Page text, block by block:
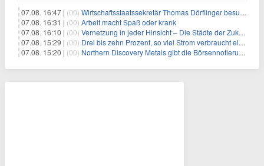
07.08. 16:47 | (00) Wirtschaftsstaatssekretär Thomas Dörflinger besucht Handwerksbetrieb im Kammerbezirk Freiburg
07.08. 16:31 | (00) Arbeit macht Spaß oder krank
07.08. 16:10 | (00) Vernetzung in jeder Hinsicht – Die Städte der Zukunft sind grün-blau
07.08. 15:29 | (00) Drei bis zehn Prozent, so viel Strom verbraucht ein Aufzug im Gebäude
07.08. 15:20 | (00) Northern Discovery Metals gibt die Börsennotierung an der Frankfurter Wertpapierbörse bekannt